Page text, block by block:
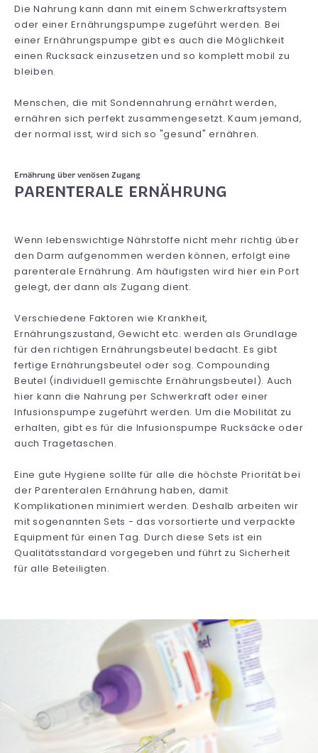
Die Nahrung kann dann mit einem Schwerkraftsystem
oder einer Ernährungspumpe zugeführt werden. Bei
einer Ernährungspumpe gibt es auch die Möglichkeit
einen Rucksack einzusetzen und so komplett mobil zu
bleiben.
Menschen, die mit Sondennahrung ernährt werden,
ernähren sich perfekt zusammengesetzt. Kaum jemand,
der normal isst, wird sich so "gesund" ernähren.
Ernährung über venösen Zugang
PARENTERALE ERNÄHRUNG
Wenn lebenswichtige Nährstoffe nicht mehr richtig über
den Darm aufgenommen werden können, erfolgt eine
parenterale Ernährung. Am häufigsten wird hier ein Port
gelegt, der dann als Zugang dient.
Verschiedene Faktoren wie Krankheit,
Ernährungszustand, Gewicht etc. werden als Grundlage
für den richtigen Ernährungsbeutel bedacht. Es gibt
fertige Ernährungsbeutel oder sog. Compounding
Beutel (individuell gemischte Ernährungsbeutel). Auch
hier kann die Nahrung per Schwerkraft oder einer
Infusionspumpe zugeführt werden. Um die Mobilität zu
erhalten, gibt es für die Infusionspumpe Rucksäcke oder
auch Tragetaschen.
Eine gute Hygiene sollte für alle die höchste Priorität bei
der Parenteralen Ernährung haben, damit
Komplikationen minimiert werden. Deshalb arbeiten wir
mit sogenannten Sets - das vorsortierte und verpackte
Equipment für einen Tag. Durch diese Sets ist ein
Qualitätsstandard vorgegeben und führt zu Sicherheit
für alle Beteiligten.